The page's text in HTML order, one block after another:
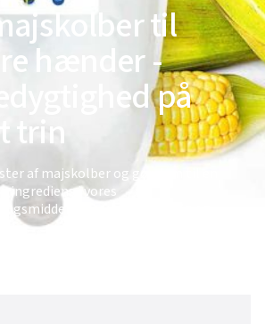
til
hænder -
på
trin
af majskolber og gør dem til en
ingrediens i vores
- smart for både dig og